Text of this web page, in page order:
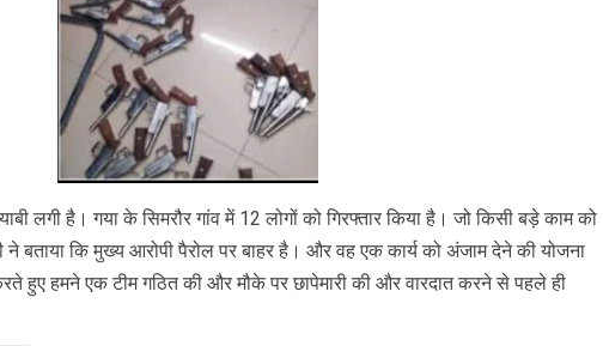
लगी है। गया के सिमरौर गांव में 12 लोगों को गिरफ्तार किया है। जो किसी बड़े काम को
बताया कि मुख्य आरोपी पैरोल पर बाहर है। और वह एक कार्य को अंजाम देने की योजना
हुए हमने एक टीम गठित की और मौके पर छापेमारी की और वारदात करने से पहले ही